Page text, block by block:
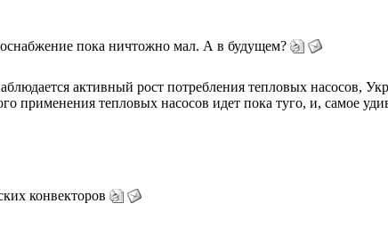
пока ничтожно мал. А в будущем?
активный рост потребления тепловых насосов,
применения тепловых насосов идет пока туго, и, самое
конвекторов